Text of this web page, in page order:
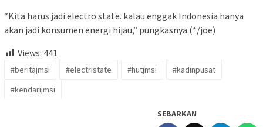
“Kita harus jadi electro state. kalau enggak Indonesia hanya
akan jadi konsumen energi hijau,” pungkasnya.(*/joe)
Views: 441
#beritajmsi #electristate #hutjmsi
#kadinpusat
#kendarijmsi
SEBARKAN